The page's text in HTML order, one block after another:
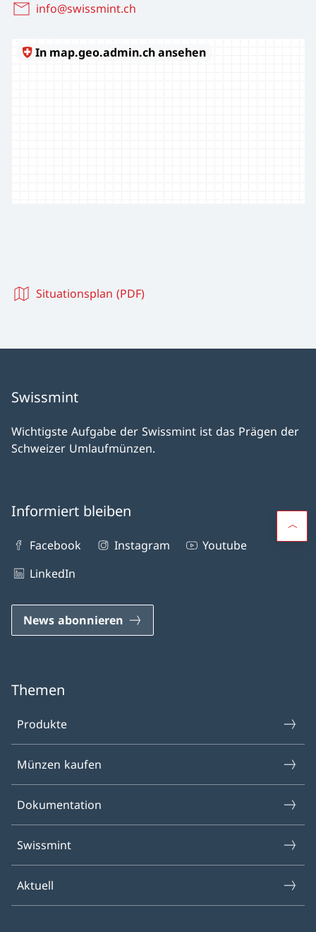
info@swissmint.ch
Situationsplan (PDF)
Swissmint
Wichtigste Aufgabe der Swissmint ist das Prägen der
Schweizer Umlaufmünzen.
Informiert bleiben
Facebook Instagram
Youtube
LinkedIn
News abonnieren
Themen
Produkte
Münzen kaufen
Dokumentation
Swissmint
Aktuell